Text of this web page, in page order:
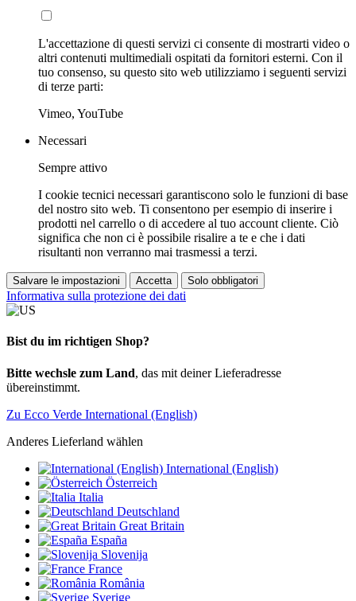
L'accettazione di questi servizi ci consente di mostrarti video o
altri contenuti multimediali ospitati da fornitori esterni. Con il
tuo consenso, su questo sito web utilizziamo i seguenti servizi
di terze parti:
Vimeo, YouTube
Necessari
Sempre attivo
I cookie tecnici necessari garantiscono solo le funzioni di base
del nostro sito web. Ti consentono per esempio di inserire i
prodotti nel carrello o di accedere al tuo account cliente. Ciò
significa che non ci è possibile risalire a te e che i dati
risultanti non verranno mai trasmessi a terzi.
Salvare le impostazioni Accetta Solo obbligatori
Informativa sulla protezione dei dati
Bist du im richtigen Shop?
Bitte wechsle zum Land, das mit deiner Lieferadresse
übereinstimmt.
Zu Ecco Verde International (English)
Anderes Lieferland wählen
International (English)
Österreich
Italia
Deutschland
Great Britain
España
Slovenija
France
România
Sverige